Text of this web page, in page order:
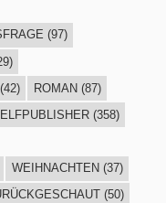
(97)
ROMAN(87)
(358)
WEIHNACHTEN (37)
(50)